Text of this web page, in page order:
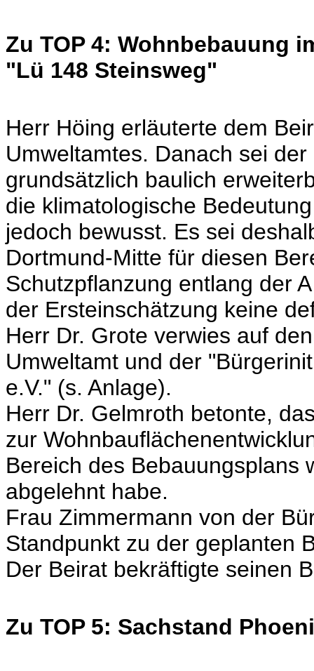
Zu TOP 4: Wohnbebauung
"Lü 148 Steinsweg"
Herr Höing erläuterte dem
Umweltamtes. Danach sei
grundsätzlich baulich
die klimatologische
jedoch bewusst. Es sei
Dortmund-Mitte für diesen
Schutzpflanzung entlang der
der Ersteinschätzung keine
Herr Dr. Grote verwies auf
Umweltamt und der
e.V." (s. Anlage).
Herr Dr. Gelmroth betonte,
zur
Bereich des Bebauungsplans
abgelehnt habe.
Frau Zimmermann von der
Standpunkt zu der geplanten
Der Beirat bekräftigte seinen
Zu TOP 5: Sachstand